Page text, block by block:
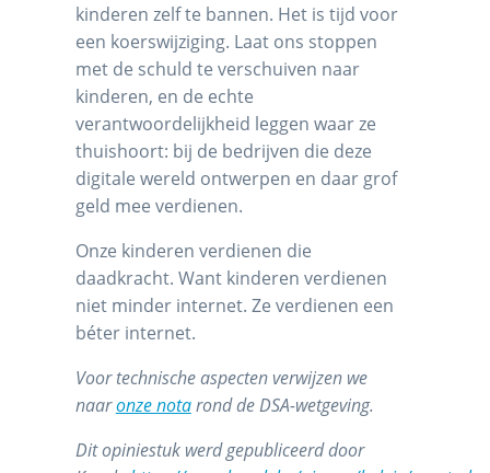
kinderen zelf te bannen. Het is tijd voor
een koerswijziging. Laat ons stoppen
met de schuld te verschuiven naar
kinderen, en de echte
verantwoordelijkheid leggen waar ze
thuishoort: bij de bedrijven die deze
digitale wereld ontwerpen en daar grof
geld mee verdienen.
Onze kinderen verdienen die
daadkracht. Want kinderen verdienen
niet minder internet. Ze verdienen een
béter internet.
Voor technische aspecten verwijzen we
naaronze notarond de DSA-wetgeving.
Dit opiniestuk werd gepubliceerd door